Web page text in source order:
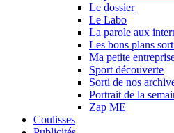
Le dossier
Le Labo
La parole aux
Les bons plans
Ma petite
Sport découverte
Sorti de nos
Portrait de la
Zap ME
Coulisses